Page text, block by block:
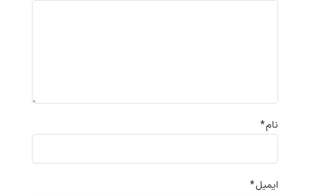
نام*
ایمیل*